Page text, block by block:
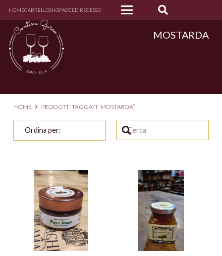
HOMECARRELLOSHOPACCEDIRECESSO
MOSTARDA
HOME PRODOTTI TAGGATI “MOSTARDA”